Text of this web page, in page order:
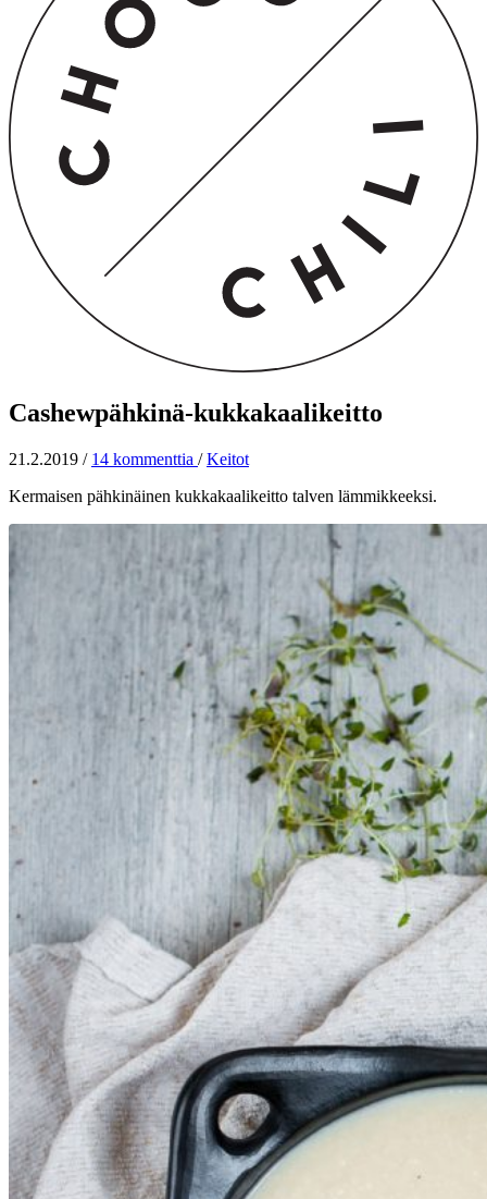
Cashewpähkinä-kukkakaalikeitto
21.2.2019 / 14 kommenttia / Keitot
Kermaisen pähkinäinen kukkakaalikeitto talven lämmikkeeksi.